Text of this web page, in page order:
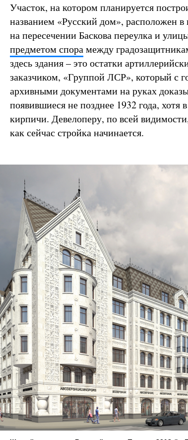
Участок, на котором планируется
названием «Русский дом», расположен
на пересечении Баскова переулка и
предметом спорамежду
здесь здания – это остатки
заказчиком, «Группой ЛСР», который с
архивными документами на руках
появившиеся не позднее 1932 года,
кирпичи. Девелоперу, по всей
как сейчас стройка начинается.